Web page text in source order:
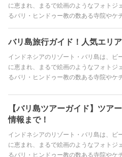
に恵まれ、まるで絵画のようなフォトジ
るバリ・ヒンドゥー教の数ある寺院や
バリ島旅行ガイド！人気エリ
インドネシアのリゾート・バリ島は、
に恵まれ、まるで絵画のようなフォトジ
るバリ・ヒンドゥー教の数ある寺院や
バリ情報、グルメ、意外と知らなかった
【バリ島ツアーガイド】ツア
情報まで！
インドネシアのリゾート・バリ島は、
に恵まれ、まるで絵画のようなフォトジ
るバリ・ヒンドゥー教の数ある寺院や